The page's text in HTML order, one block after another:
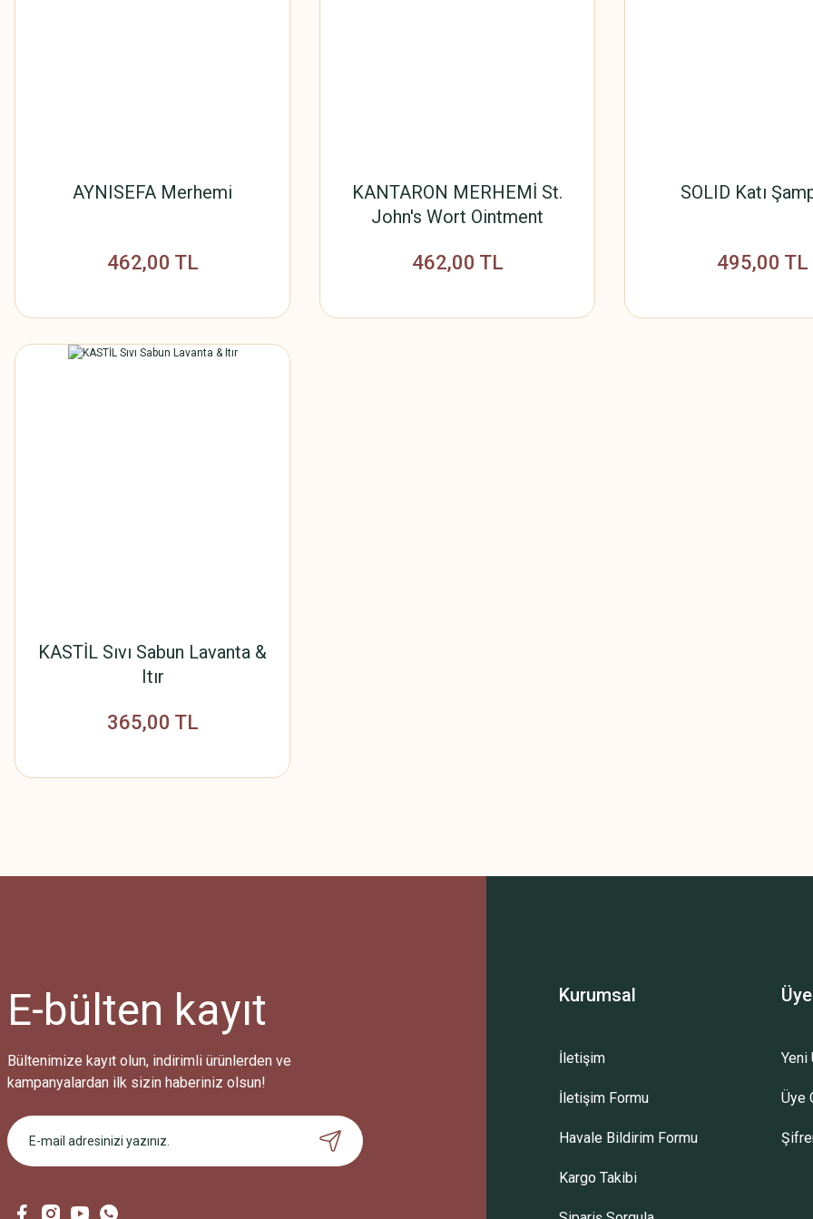
AYNISEFA Merhemi
462,00 TL
KANTARON MERHEMİ St.
John's Wort Ointment
462,00 TL
SOLID Katı
495,00 TL
KASTİL Sıvı Sabun Lavanta &
Itır
365,00 TL
E-bülten kayıt
Bültenimize kayıt olun, indirimli ürünlerden ve
kampanyalardan ilk sizin haberiniz olsun!
Kurumsal
İletişim
İletişim Formu
Havale Bildirim Formu
Kargo Takibi
Yeni
Üye